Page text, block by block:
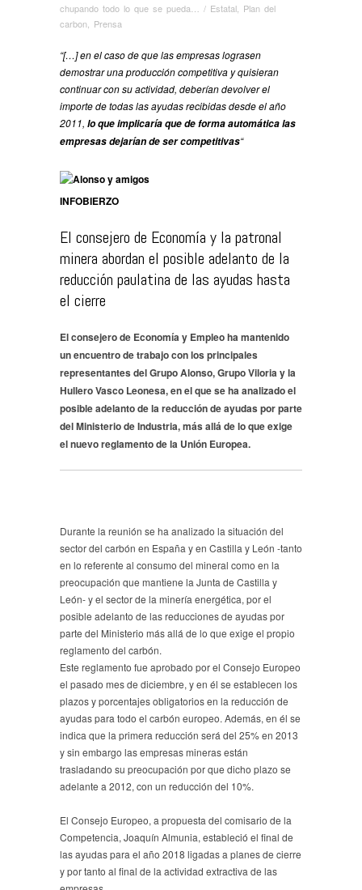
chupando todo lo que se pueda…
/ Estatal Plan del
carbon
Prensa
“[…] en el caso de que las empresas lograsen
demostrar una producción competitiva y quisieran
continuar con su actividad, deberían devolver el
importe de todas las ayudas recibidas desde el año
2011, lo que implicaría que de forma automática las
empresas dejarían de ser competitivas“
INFOBIERZO
El consejero de Economía y la patronal
minera abordan el posible adelanto de la
reducción paulatina de las ayudas hasta
el cierre
El consejero de Economía y Empleo ha mantenido
un encuentro de trabajo con los principales
representantes del Grupo Alonso, Grupo Viloria y la
Hullero Vasco Leonesa, en el que se ha analizado el
posible adelanto de la reducción de ayudas por parte
del Ministerio de Industria, más allá de lo que exige
el nuevo reglamento de la Unión Europea.
Durante la reunión se ha analizado la situación del
sector del carbón en España y en Castilla y León -tanto
en lo referente al consumo del mineral como en la
preocupación que mantiene la Junta de Castilla y
León- y el sector de la minería energética, por el
posible adelanto de las reducciones de ayudas por
parte del Ministerio más allá de lo que exige el propio
reglamento del carbón.
Este reglamento fue aprobado por el Consejo Europeo
el pasado mes de diciembre, y en él se establecen los
plazos y porcentajes obligatorios en la reducción de
ayudas para todo el carbón europeo. Además, en él se
indica que la primera reducción será del 25% en 2013
y sin embargo las empresas mineras están
trasladando su preocupación por que dicho plazo se
adelante a 2012, con un reducción del 10%.
El Consejo Europeo, a propuesta del comisario de la
Competencia, Joaquín Almunia, estableció el final de
las ayudas para el año 2018 ligadas a planes de cierre
y por tanto al final de la actividad extractiva de las